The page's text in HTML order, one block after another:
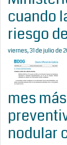
cuando
riesgo
viernes, 31 de julio de
mes
nodular